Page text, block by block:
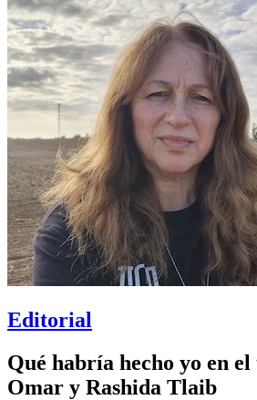
Editorial
Qué habría hecho yo en
Omar y Rashida Tlaib